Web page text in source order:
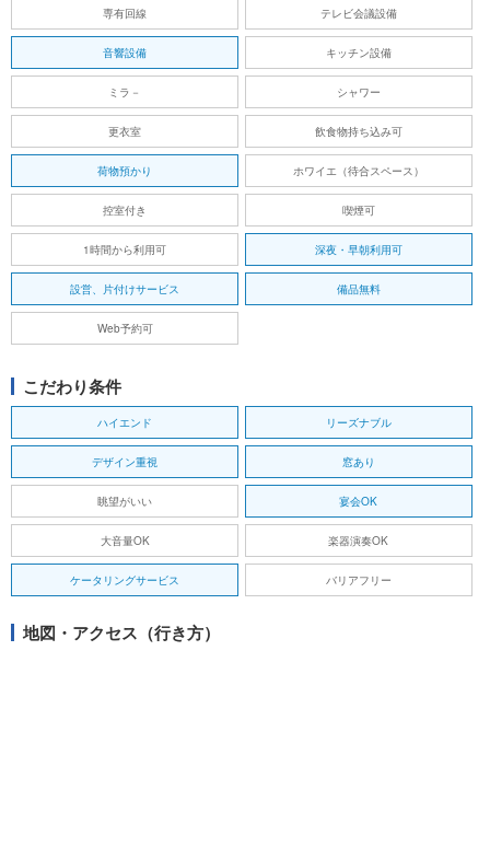
専有回線 テレビ会議設備
音響設備 キッチン設備
ミラ－ シャワー
更衣室 飲食物持ち込み可
荷物預かり ホワイエ（待合スペース）
控室付き 喫煙可
1時間から利用可 深夜・早朝利用可
設営、片付けサービス 備品無料
Web予約可
こだわり条件
ハイエンド リーズナブル
デザイン重視 窓あり
眺望がいい 宴会OK
大音量OK 楽器演奏OK
ケータリングサービス バリアフリー
地図・アクセス（行き方）